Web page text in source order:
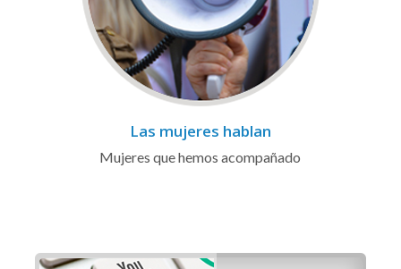
Las mujeres hablan
Mujeres que hemos acompañado